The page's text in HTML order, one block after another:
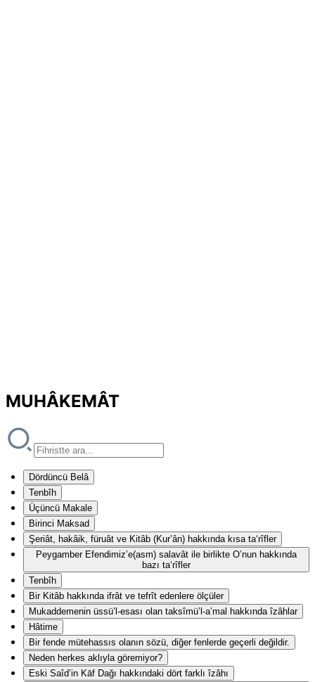
MUHÂKEMÂT
Dördüncü Belâ
Tenbîh
Üçüncü Makale
Birinci Maksad
Şeriât, hakâik, füruât ve Kitâb (Kur’ân) hakkında kısa ta‘rîfler
Peygamber Efendimiz’e(asm) salavât ile birlikte O’nun hakkında
bazı ta‘rîfler
Tenbîh
Bir Kitâb hakkında ifrât ve tefrît edenlere ölçüler
Mukaddemenin üssü’l-esası olan taksîmü’l-a’mal hakkında îzâhlar
Hâtime
Bir fende mütehassıs olanın sözü, diğer fenlerde geçerli değildir.
Neden herkes aklıyla göremiyor?
Eski Saîd’in Kāf Dağı hakkındaki dört farklı îzâhı